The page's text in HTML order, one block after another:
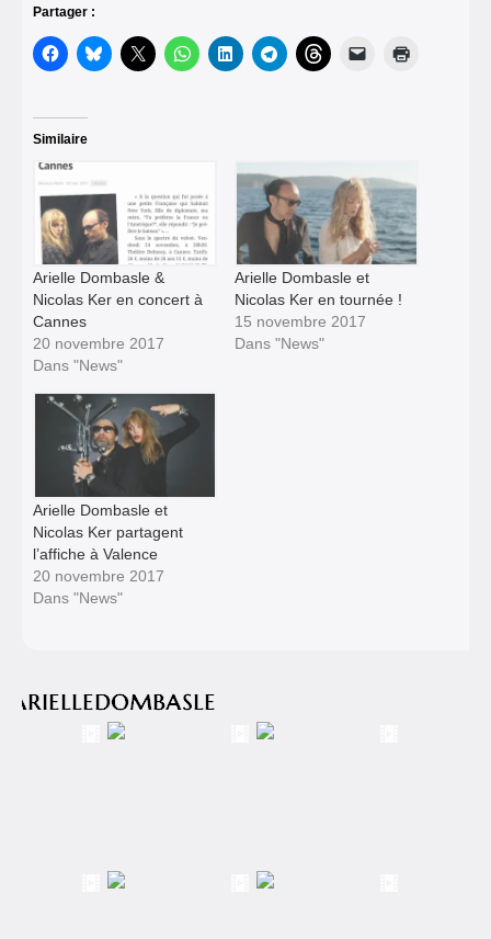
Partager :
Similaire
Arielle Dombasle &
Nicolas Ker en concert à
Cannes
20 novembre 2017
Dans "News"
Arielle Dombasle et
Nicolas Ker en tournée !
15 novembre 2017
Dans "News"
Arielle Dombasle et
Nicolas Ker partagent
l’affiche à Valence
20 novembre 2017
Dans "News"